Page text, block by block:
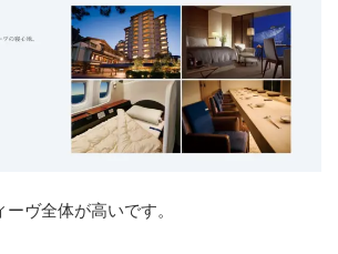
ヴ全体が高いです。